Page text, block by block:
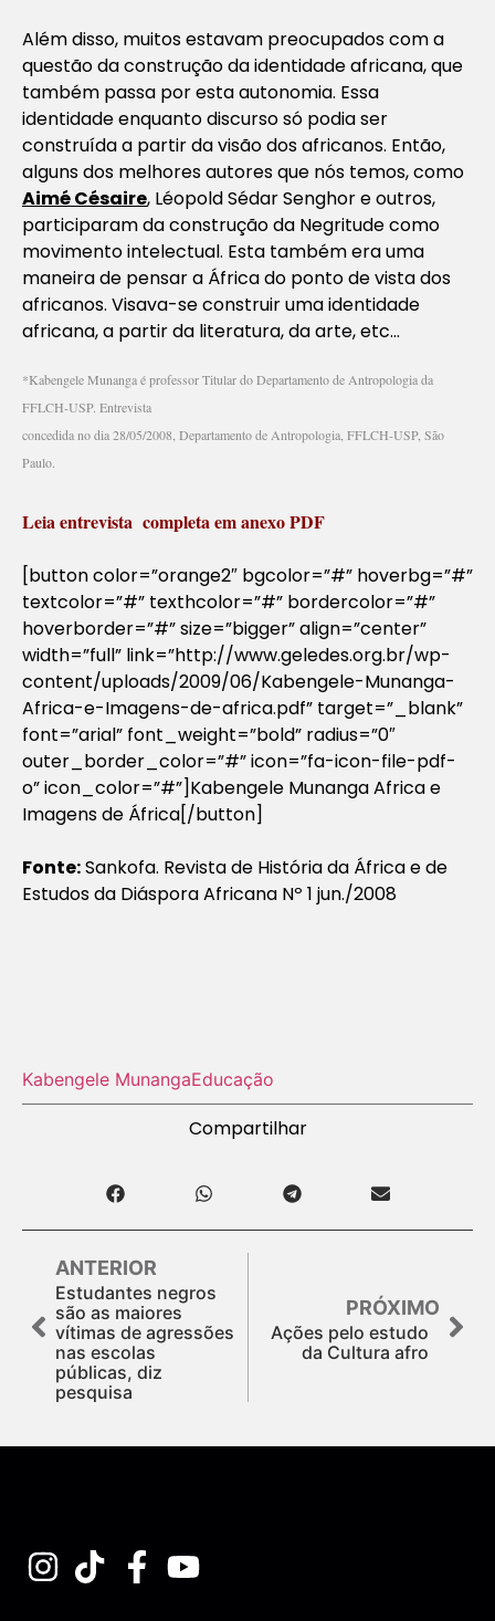
Além disso, muitos estavam preocupados com a
questão da construção da identidade africana, que
também passa por esta autonomia. Essa
identidade enquanto discurso só podia ser
construída a partir da visão dos africanos. Então,
alguns dos melhores autores que nós temos, como
Aimé Césaire, Léopold Sédar Senghor e outros,
participaram da construção da Negritude como
movimento intelectual. Esta também era uma
maneira de pensar a África do ponto de vista dos
africanos. Visava-se construir uma identidade
africana, a partir da literatura, da arte, etc…
*Kabengele Munanga é professor Titular do Departamento de Antropologia da
FFLCH-USP. Entrevista
concedida no dia 28/05/2008, Departamento de Antropologia, FFLCH-USP, São
Paulo.
Leia entrevista completa em anexo PDF
[button color=”orange2″ bgcolor=”#” hoverbg=”#”
textcolor=”#” texthcolor=”#” bordercolor=”#”
hoverborder=”#” size=”bigger” align=”center”
width=”full” link=”http://www.geledes.org.br/wp-
content/uploads/2009/06/Kabengele-Munanga-
Africa-e-Imagens-de-africa.pdf” target=”_blank”
font=”arial” font_weight=”bold” radius=”0″
outer_border_color=”#” icon=”fa-icon-file-pdf-
o” icon_color=”#”]Kabengele Munanga Africa e
Imagens de África[/button]
Fonte:Sankofa. Revista de História da África e de
Estudos da Diáspora Africana Nº 1 jun./2008
Kabengele MunangaEducação
Compartilhar
ANTERIOR
Estudantes negros
são as maiores
vítimas de agressões
nas escolas
públicas, diz
pesquisa
PRÓXIMO
Ações pelo estudo
da Cultura afro